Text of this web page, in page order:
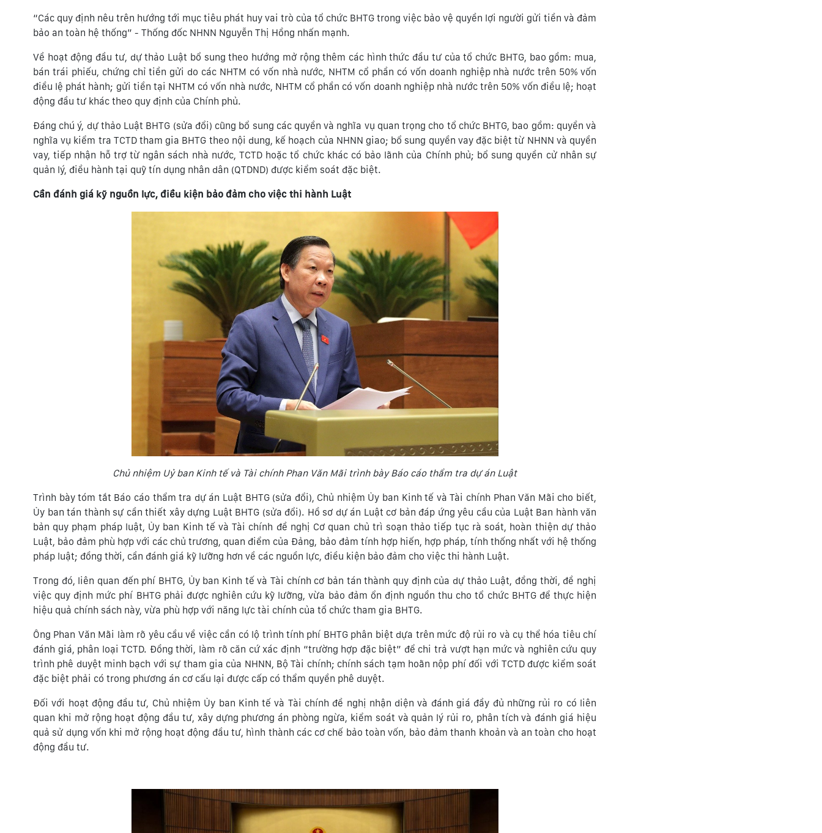
“Các quy định nêu trên hướng tới mục tiêu phát huy vai trò của tổ chức BHTG trong việc bảo vệ quyền lợi người gửi tiền và đảm
bảo an toàn hệ thống” - Thống đốc NHNN Nguyễn Thị Hồng nhấn mạnh.
Về hoạt động đầu tư, dự thảo Luật bổ sung theo hướng mở rộng thêm các hình thức đầu tư của tổ chức BHTG, bao gồm: mua,
bán trái phiếu, chứng chỉ tiền gửi do các NHTM có vốn nhà nước, NHTM cổ phần có vốn doanh nghiệp nhà nước trên 50% vốn
điều lệ phát hành; gửi tiền tại NHTM có vốn nhà nước, NHTM cổ phần có vốn doanh nghiệp nhà nước trên 50% vốn điều lệ; hoạt
động đầu tư khác theo quy định của Chính phủ.
Đáng chú ý, dự thảo Luật BHTG (sửa đổi) cũng bổ sung các quyền và nghĩa vụ quan trọng cho tổ chức BHTG, bao gồm: quyền và
nghĩa vụ kiểm tra TCTD tham gia BHTG theo nội dung, kế hoạch của NHNN giao; bổ sung quyền vay đặc biệt từ NHNN và quyền
vay, tiếp nhận hỗ trợ từ ngân sách nhà nước, TCTD hoặc tổ chức khác có bảo lãnh của Chính phủ; bổ sung quyền cử nhân sự
quản lý, điều hành tại quỹ tín dụng nhân dân (QTDND) được kiểm soát đặc biệt.
Cần đánh giá kỹ nguồn lực, điều kiện bảo đảm cho việc thi hành Luật
Chủ nhiệm Uỷ ban Kinh tế và Tài chính Phan Văn Mãi trình bày Báo cáo thẩm tra dự án Luật
Trình bày tóm tắt Báo cáo thẩm tra dự án Luật BHTG (sửa đổi), Chủ nhiệm Ủy ban Kinh tế và Tài chính Phan Văn Mãi cho biết,
Ủy ban tán thành sự cần thiết xây dựng Luật BHTG (sửa đổi). Hồ sơ dự án Luật cơ bản đáp ứng yêu cầu của Luật Ban hành văn
bản quy phạm pháp luật, Ủy ban Kinh tế và Tài chính đề nghị Cơ quan chủ trì soạn thảo tiếp tục rà soát, hoàn thiện dự thảo
Luật, bảo đảm phù hợp với các chủ trương, quan điểm của Đảng, bảo đảm tính hợp hiến, hợp pháp, tính thống nhất với hệ thống
pháp luật; đồng thời, cần đánh giá kỹ lưỡng hơn về các nguồn lực, điều kiện bảo đảm cho việc thi hành Luật.
Trong đó, liên quan đến phí BHTG, Ủy ban Kinh tế và Tài chính cơ bản tán thành quy định của dự thảo Luật, đồng thời, đề nghị
việc quy định mức phí BHTG phải được nghiên cứu kỹ lưỡng, vừa bảo đảm ổn định nguồn thu cho tổ chức BHTG để thực hiện
hiệu quả chính sách này, vừa phù hợp với năng lực tài chính của tổ chức tham gia BHTG.
Ông Phan Văn Mãi làm rõ yêu cầu về việc cần có lộ trình tính phí BHTG phân biệt dựa trên mức độ rủi ro và cụ thể hóa tiêu chí
đánh giá, phân loại TCTD. Đồng thời, làm rõ căn cứ xác định “trường hợp đặc biệt” để chi trả vượt hạn mức và nghiên cứu quy
trình phê duyệt minh bạch với sự tham gia của NHNN, Bộ Tài chính; chính sách tạm hoãn nộp phí đối với TCTD được kiểm soát
đặc biệt phải có trong phương án cơ cấu lại được cấp có thẩm quyền phê duyệt.
Đối với hoạt động đầu tư, Chủ nhiệm Ủy ban Kinh tế và Tài chính đề nghị nhận diện và đánh giá đầy đủ những rủi ro có liên
quan khi mở rộng hoạt động đầu tư, xây dựng phương án phòng ngừa, kiểm soát và quản lý rủi ro, phân tích và đánh giá hiệu
quả sử dụng vốn khi mở rộng hoạt động đầu tư, hình thành các cơ chế bảo toàn vốn, bảo đảm thanh khoản và an toàn cho hoạt
động đầu tư.